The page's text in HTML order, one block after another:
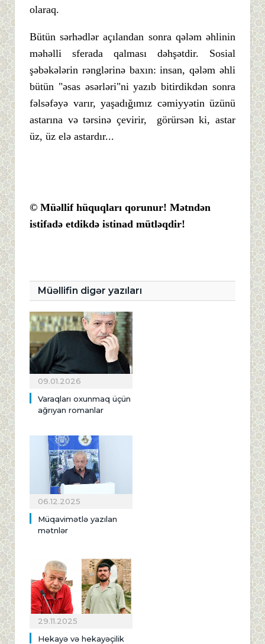
olaraq.
Bütün sərhədlər açılandan sonra qələm əhlinin
məhəlli sferada qalması dəhşətdir. Sosial
şəbəkələrin rənglərinə baxın: insan, qələm əhli
bütün "əsas əsərləri"ni yazıb bitirdikdən sonra
fəlsəfəyə varır, yaşadığımız cəmiyyətin üzünü
astarına və tərsinə çevirir, görürsən ki, astar
üz, üz elə astardır...
© Müəllif hüquqları qorunur! Mətndən
istifadə etdikdə istinad mütləqdir!
Müəllifin digər yazıları
09.01.2026
Varaqları oxunmaq üçün
ağrıyan romanlar
06.12.2025
Müqavimətlə yazılan
mətnlər
29.11.2025
Hekayə və hekayəçilik